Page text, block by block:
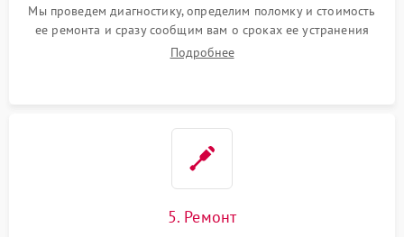
Мы проведем диагностику, определим поломку и стоимость
ее ремонта и сразу сообщим вам о сроках ее устранения
Подробнее
5. Ремонт